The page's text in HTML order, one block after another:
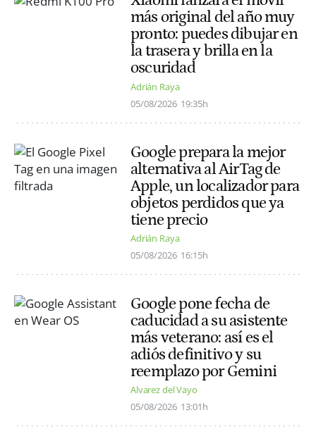
más original del año muy
pronto: puedes dibujar en
la trasera y brilla en la
oscuridad
Adrián Raya
05/08/2026 19:35h
Google prepara la mejor
alternativa al AirTag de
Apple, un localizador para
objetos perdidos que ya
tiene precio
Adrián Raya
05/08/2026 16:15h
Google pone fecha de
caducidad a su asistente
más veterano: así es el
adiós definitivo y su
reemplazo por Gemini
Alvarez del Vayo
05/08/2026 13:01h